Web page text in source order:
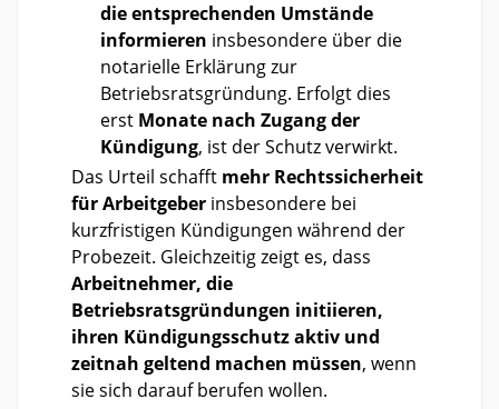
die entsprechenden Umstände
informieren insbesondere über die
notarielle Erklärung zur
Betriebsratsgründung. Erfolgt dies
erst Monate nach Zugang der
Kündigung, ist der Schutz verwirkt.
Das Urteil schafft mehr Rechtssicherheit
für Arbeitgeber insbesondere bei
kurzfristigen Kündigungen während der
Probezeit. Gleichzeitig zeigt es, dass
Arbeitnehmer, die
Betriebsratsgründungen initiieren,
ihren Kündigungsschutz aktiv und
zeitnah geltend machen müssen, wenn
sie sich darauf berufen wollen.